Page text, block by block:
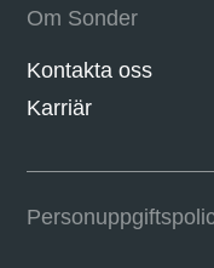
Om Sonder
Kontakta oss
Karriär